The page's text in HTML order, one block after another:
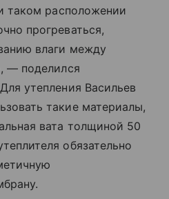
таком расположении
прогреваться,
влаги между
— поделился
утепления Васильев
такие материалы,
вата толщиной 50
обязательно